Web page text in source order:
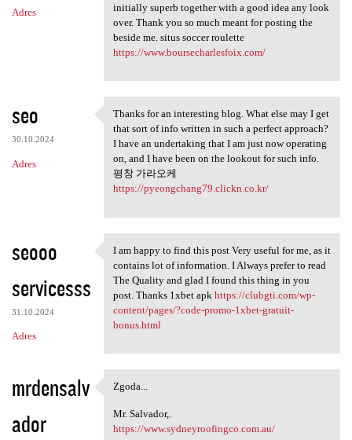
Adres
initially superb together with a good idea any look
over. Thank you so much meant for posting the
beside me. situs soccer roulette
https://www.boursecharlesfoix.com/
seo
30.10.2024
Adres
Thanks for an interesting
Thanks for an interesting blog. What else may I get
that sort of info written in such a perfect approach?
I have an undertaking that I am just now operating
on, and I have been on the lookout for such info.
평창 가라오케
https://pyeongchang79.clickn.co.kr/
seooo
servicesss
31.10.2024
Adres
I am happy to find this post
I am happy to find this post Very useful for me, as it
contains lot of information. I Always prefer to read
The Quality and glad I found this thing in you
post. Thanks 1xbet apk https://clubgti.com/wp-
content/pages/?code-promo-1xbet-gratuit-
bonus.html
mrdensalv
ador
Zgoda...
Zgoda...
Mr. Salvador,.
https://www.sydneyroofingco.com.au/